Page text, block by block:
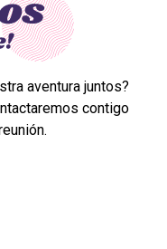
aventura juntos?
contigo